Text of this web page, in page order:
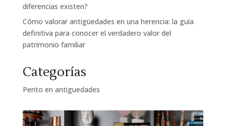
diferencias existen?
Cómo valorar antigüedades en una herencia: la guía
definitiva para conocer el verdadero valor del
patrimonio familiar
Categorías
Perito en antiguedades